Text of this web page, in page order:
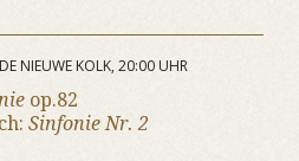
NIEUWE KOLK, 20:00 UHR
op.82
Sinfonie Nr. 2